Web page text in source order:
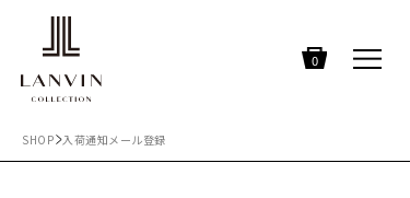
0
SHOP 入荷通知メール登録